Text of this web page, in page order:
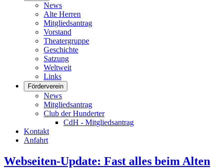
News
Alte Herren
Mitgliedsantrag
Vorstand
Theatergruppe
Geschichte
Satzung
Weltweit
Links
Förderverein
News
Mitgliedsantrag
Club der Hunderter
CdH - Mitgliedsantrag
Kontakt
Anfahrt
Webseiten-Update: Fast alles beim Alten